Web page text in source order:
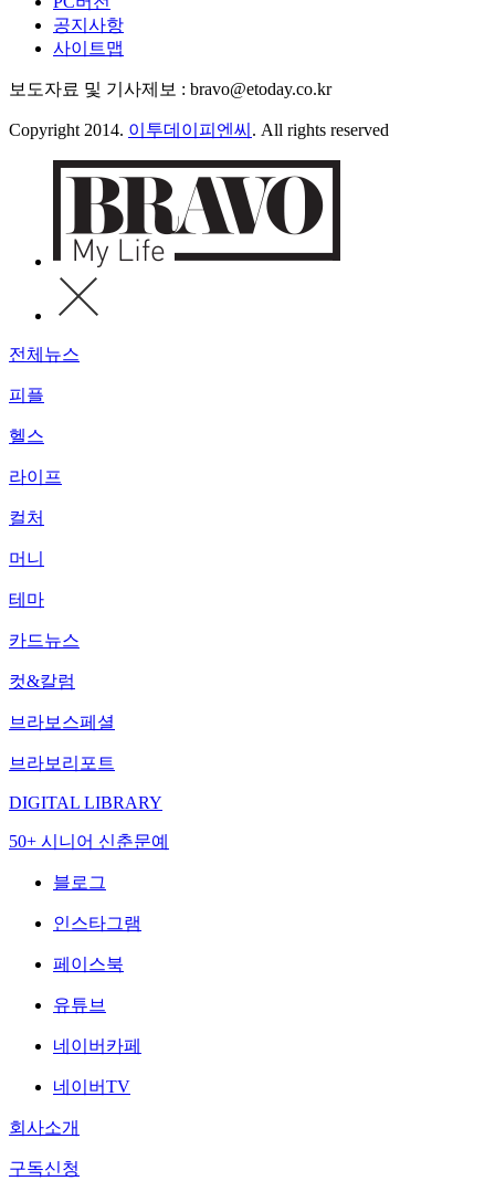
공지사항
사이트맵
보도자료 및 기사제보 : bravo@etoday.co.kr
Copyright 2014. 이투데이피엔씨 . All rights reserved
전체뉴스
피플
헬스
라이프
컬처
머니
테마
카드뉴스
컷&칼럼
브라보스페셜
브라보리포트
DIGITAL LIBRARY
50+ 시니어 신춘문예
블로그
인스타그램
페이스북
유튜브
네이버카페
네이버TV
회사소개
구독신청